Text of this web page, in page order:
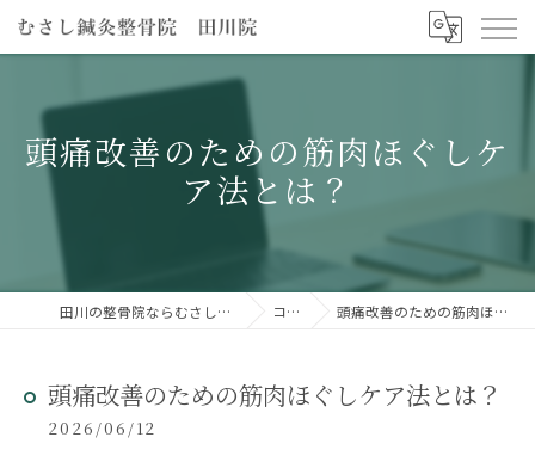
頭痛改善のための筋肉ほぐしケ
ア法とは？
田川の整骨院ならむさし鍼灸整骨院 田川院 コラム 頭痛改善のための筋肉ほぐしケア法とは？
頭痛改善のための筋肉ほぐしケア法とは？
2026/06/12